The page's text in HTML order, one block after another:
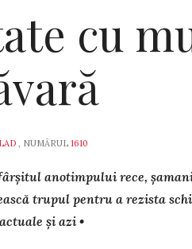
cu
, NUMĂRUL 1610
anotimpului rece,
trupul pentru a rezista
și azi •